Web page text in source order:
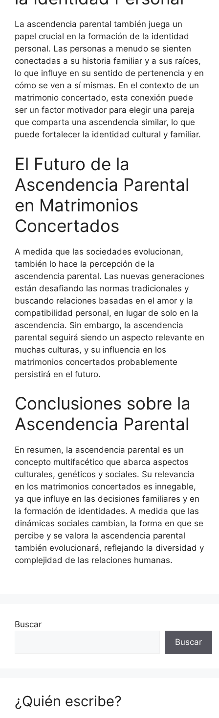
La ascendencia parental también juega un
papel crucial en la formación de la identidad
personal. Las personas a menudo se sienten
conectadas a su historia familiar y a sus raíces,
lo que influye en su sentido de pertenencia y en
cómo se ven a sí mismas. En el contexto de un
matrimonio concertado, esta conexión puede
ser un factor motivador para elegir una pareja
que comparta una ascendencia similar, lo que
puede fortalecer la identidad cultural y familiar.
El Futuro de la
Ascendencia Parental
en Matrimonios
Concertados
A medida que las sociedades evolucionan,
también lo hace la percepción de la
ascendencia parental. Las nuevas generaciones
están desafiando las normas tradicionales y
buscando relaciones basadas en el amor y la
compatibilidad personal, en lugar de solo en la
ascendencia. Sin embargo, la ascendencia
parental seguirá siendo un aspecto relevante en
muchas culturas, y su influencia en los
matrimonios concertados probablemente
persistirá en el futuro.
Conclusiones sobre la
Ascendencia Parental
En resumen, la ascendencia parental es un
concepto multifacético que abarca aspectos
culturales, genéticos y sociales. Su relevancia
en los matrimonios concertados es innegable,
ya que influye en las decisiones familiares y en
la formación de identidades. A medida que las
dinámicas sociales cambian, la forma en que se
percibe y se valora la ascendencia parental
también evolucionará, reflejando la diversidad y
complejidad de las relaciones humanas.
Buscar
Buscar
¿Quién escribe?